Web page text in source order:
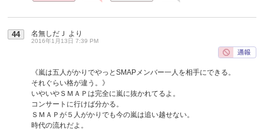
44 名無しだＪ より
2016年1月13日 7:39 PM
《嵐は五人がかりでやっとSMAPメンバー一人を相手にできる。
それぐらい格が違う。》
いやいやＳＭＡＰは完全に嵐に抜かれてるよ。
コンサートに行けば分かる。
ＳＭＡＰが５人がかりでも今の嵐は追い越せない。
時代の流れだよ。